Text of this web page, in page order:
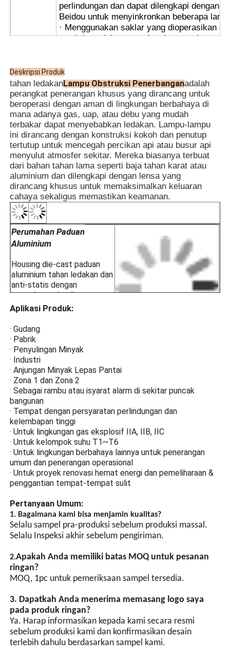
perlindungan dan dapat dilengkapi dengan
Beidou untuk menyinkronkan beberapa
· Menggunakan saklar yang dioperasikan
untuk keandalan yang tinggi, menyala
· Sinkronisasi nirkabel tersedia
kemudahan penggunaan dan instalasi;
memesan.
· Sangat cocok untuk pipa baja dan kabel
APLIKASI
· Platform Minyak & Gas
· Pabrik Pengolahan Kimia
· Silo Gandum & Pabrik Tepung
· Rig Pengeboran Lepas Pantai
· Stasiun LNG
· Infrastruktur Tambang & Terowongan
· Gudang Penyimpanan Berbahaya
· Zona 1 dan Zona 2
Deskripsi Produk
tahan ledakanLampu Obstruksi Penerbanganadalah
perangkat penerangan khusus yang dirancang untuk
beroperasi dengan aman di lingkungan berbahaya di
mana adanya gas, uap, atau debu yang mudah
terbakar dapat menyebabkan ledakan. Lampu-lampu
ini dirancang dengan konstruksi kokoh dan penutup
tertutup untuk mencegah percikan api atau busur api
menyulut atmosfer sekitar. Mereka biasanya terbuat
dari bahan tahan lama seperti baja tahan karat atau
aluminium dan dilengkapi dengan lensa yang
dirancang khusus untuk memaksimalkan keluaran
cahaya sekaligus memastikan keamanan.
Perumahan Paduan
Aluminium
Housing die-cast paduan
aluminium tahan ledakan dan
anti-statis dengan
permukaan plastik yang
disemprotkan secara
elektrostatis untuk
ketahanan terhadap korosi,
anti-statis, dan ketahanan
benturan.
Kekuatan Tinggi
Perlindungan tahan
berkekuatan tinggi
pencahayaan bersentuhan
dengan gas yang mudah
terbakar dan menyebabkan
ledakan.
Desain Hemat Energi
Manik-manik lampu LED
kecerahan tinggi, manik-
manik lampu hemat energi
chip LED memiliki
hemat energi daripada
manik-manik lampu biasa.
Sinkronisasi GPS
(Opsional)
Kontrol sakelar yang
dioperasikan dengan lampu
otomatis, dilengkapi dengan
chip terintegrasi dan
Aplikasi Produk:
· Gudang
· Pabrik
· Penyulingan Minyak
· Industri
· Anjungan Minyak Lepas Pantai
· Zona 1 dan Zona 2
· Sebagai rambu atau isyarat alarm di sekitar puncak
bangunan
· Tempat dengan persyaratan perlindungan dan
kelembapan tinggi
· Untuk lingkungan gas eksplosif IIA, IIB, IIC
· Untuk kelompok suhu T1~T6
· Untuk lingkungan berbahaya lainnya untuk penerangan
umum dan penerangan operasional
· Untuk proyek renovasi hemat energi dan pemeliharaan &
penggantian tempat-tempat sulit
Pertanyaan Umum:
1. Bagaimana kami bisa menjamin kualitas?
Selalu sampel pra-produksi sebelum produksi massal.
Selalu Inspeksi akhir sebelum pengiriman.
2.Apakah Anda memiliki batas MOQ untuk pesanan
ringan?
MOQ, 1pc untuk pemeriksaan sampel tersedia.
3. Dapatkah Anda menerima memasang logo saya
pada produk ringan?
Ya. Harap informasikan kepada kami secara resmi
sebelum produksi kami dan konfirmasikan desain
terlebih dahulu berdasarkan sampel kami.